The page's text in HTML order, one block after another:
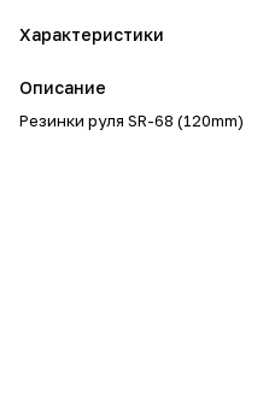
Характеристики
Описание
Резинки руля SR-68 (120mm)